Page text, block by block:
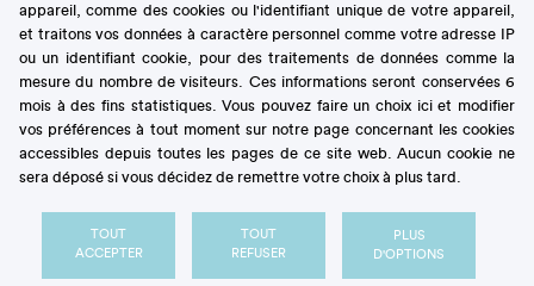
enfin la mélisse a des vertus calmantes et
relaxantes.
J’ai aussi choisi ces éléments car je trouve qu’ils
s’associent particulièrement bien entre eux. La
douceur de l’aloe vera et de la mélisse équilibre
l’acidulé du citron et le galanga vient épicer
d’accéder à ce bien-être le dessert est sans gluten.
Je l’ai appelé « Détente acidulée » car mon but est de
appareil, comme des cookies ou l'identifiant unique de votre appareil,
et traitons vos données à caractère personnel comme votre adresse IP
ou un identifiant cookie, pour des traitements de données comme la
mesure du nombre de visiteurs. Ces informations seront conservées 6
mois à des fins statistiques. Vous pouvez faire un choix ici et modifier
vos préférences à tout moment sur notre page concernant les cookies
accessibles depuis toutes les pages de ce site web. Aucun cookie ne
sera déposé si vous décidez de remettre votre choix à plus tard.
TOUT
ACCEPTER
TOUT
REFUSER
PLUS
D'OPTIONS